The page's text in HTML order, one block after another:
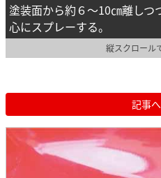
塗装面から約６～10㎝離しつ
心にスプレーする。
縦スクロール
記事